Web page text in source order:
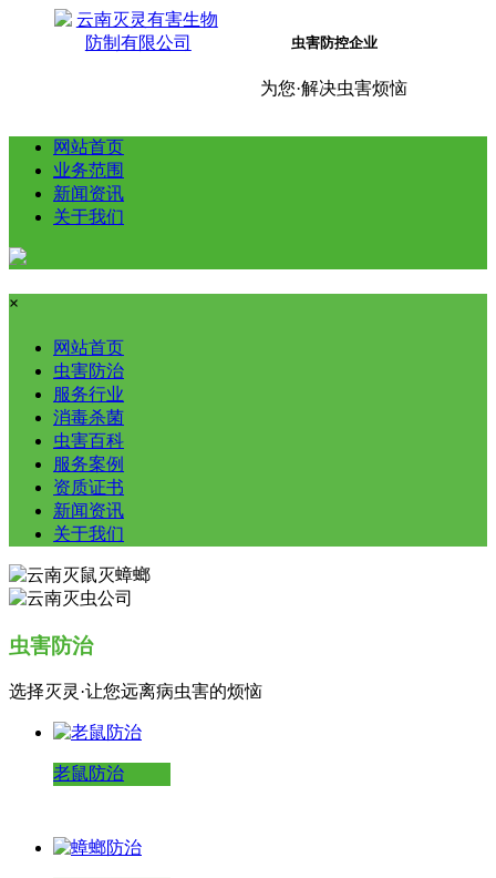
虫害防控企业
为您·解决虫害烦恼
网站首页
业务范围
新闻资讯
关于我们
×
网站首页
虫害防治
服务行业
消毒杀菌
虫害百科
服务案例
资质证书
新闻资讯
关于我们
虫害防治
选择灭灵·让您远离病虫害的烦恼
老鼠防治